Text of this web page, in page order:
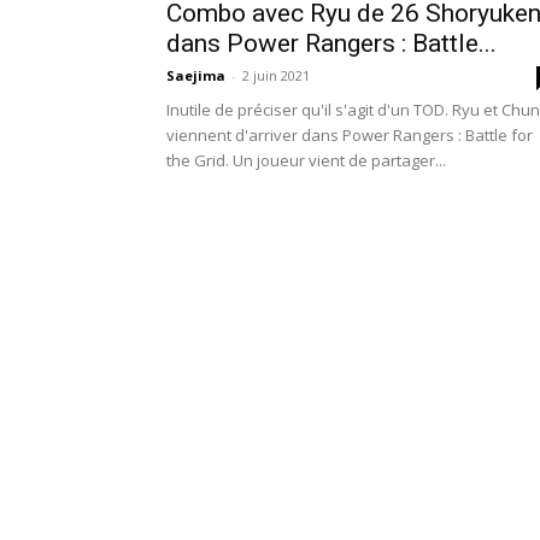
Combo avec Ryu de 26 Shoryuken
dans Power Rangers : Battle...
Saejima - 2 juin 2021
Inutile de préciser qu'il s'agit d'un TOD. Ryu et
viennent d'arriver dans Power Rangers : Battle for
the Grid. Un joueur vient de partager...